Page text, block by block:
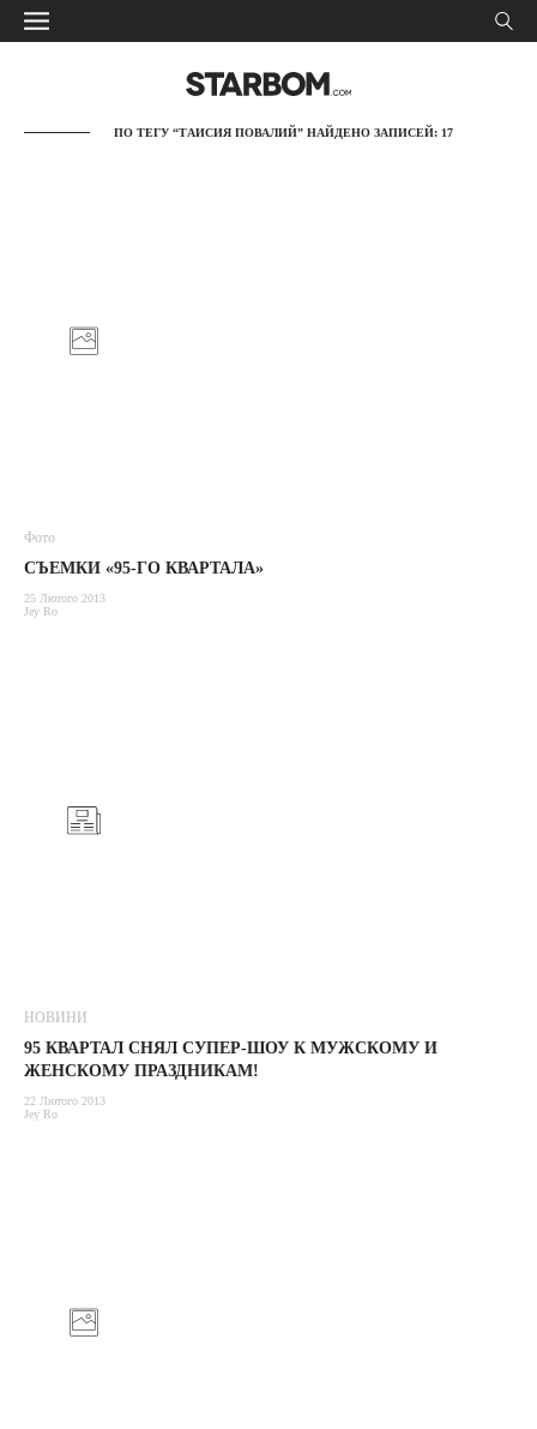
ПО ТЕГУ “ТАИСИЯ ПОВАЛИЙ” НАЙДЕНО ЗАПИСЕЙ: 17
Фото
СЪЕМКИ «95-ГО КВАРТАЛА»
25 Лютого 2013
Jey Ro
НОВИНИ
95 КВАРТАЛ СНЯЛ СУПЕР-ШОУ К МУЖСКОМУ И
ЖЕНСКОМУ ПРАЗДНИКАМ!
22 Лютого 2013
Jey Ro